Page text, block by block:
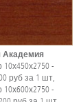
Академия
-
руб за 1 шт,
-